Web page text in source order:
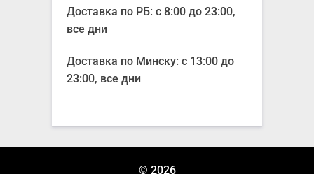
Доставка по РБ: с 8:00 до 23:00,
все дни
Доставка по Минску: с 13:00 до
23:00, все дни
© 2026